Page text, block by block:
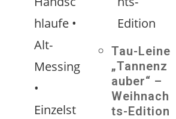
Tau-Leine
„Tannenz
auber“ –
Weihnach
ts-Edition